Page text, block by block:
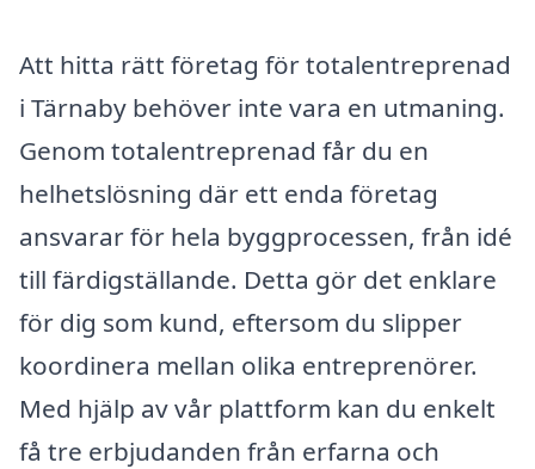
Att hitta rätt företag för totalentreprenad
i Tärnaby behöver inte vara en utmaning.
Genom totalentreprenad får du en
helhetslösning där ett enda företag
ansvarar för hela byggprocessen, från idé
till färdigställande. Detta gör det enklare
för dig som kund, eftersom du slipper
koordinera mellan olika entreprenörer.
Med hjälp av vår plattform kan du enkelt
få tre erbjudanden från erfarna och